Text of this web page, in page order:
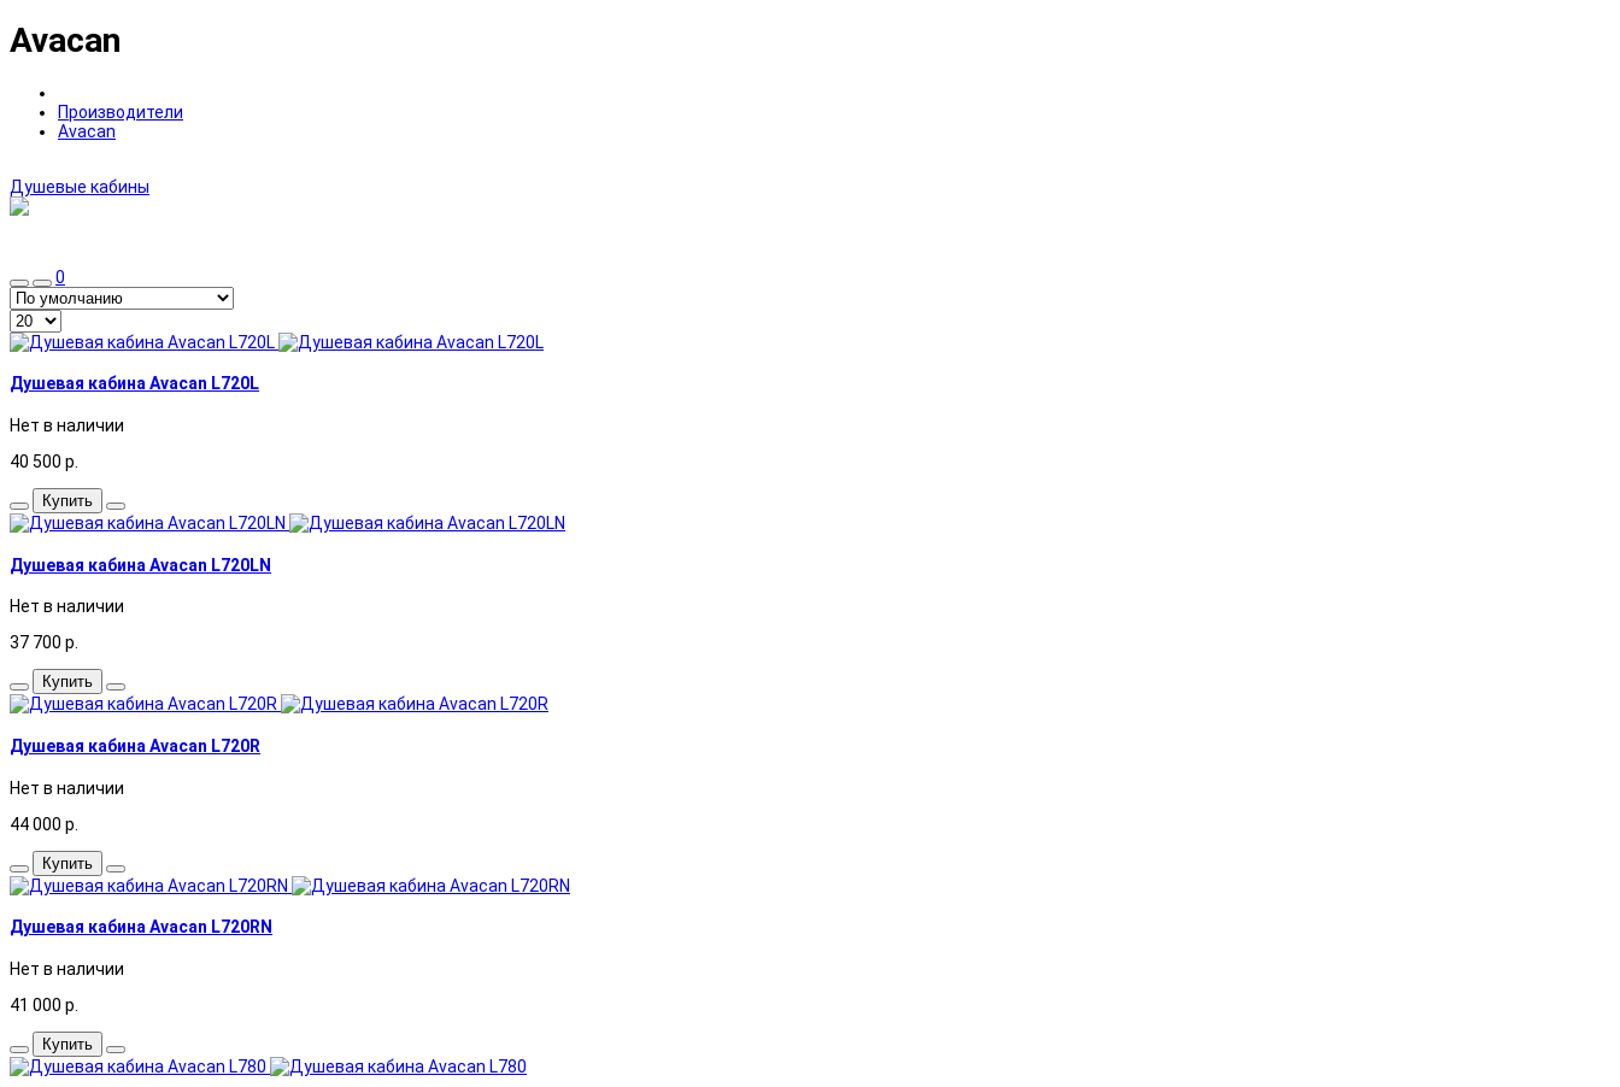
Avacan
Производители
Avacan
Душевые кабины
0
Душевая кабина Avacan L720L
Нет в наличии
40 500 р.
Купить
Душевая кабина Avacan L720LN
Нет в наличии
37 700 р.
Купить
Душевая кабина Avacan L720R
Нет в наличии
44 000 р.
Купить
Душевая кабина Avacan L720RN
Нет в наличии
41 000 р.
Купить